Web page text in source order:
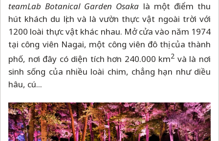
teamLab Botanical Garden Osaka là một điểm thu
hút khách du lịch và là vườn thực vật ngoài trời với
1200 loài thực vật khác nhau. Mở cửa vào năm 1974
tại công viên Nagai, một công viên đô thị của thành
phố, nơi đây có diện tích hơn 240.000 km2 và là nơi
sinh sống của nhiều loài chim, chẳng hạn như diều
hâu, cú...